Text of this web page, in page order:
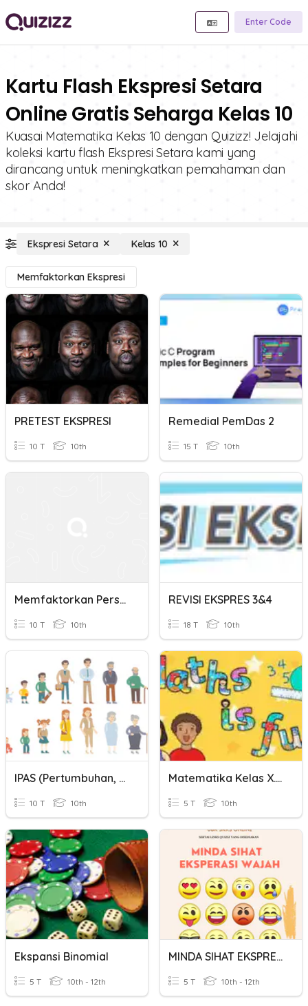
Enter Code
Kartu Flash Ekspresi Setara
Online Gratis Seharga Kelas 10
Kuasai Matematika Kelas 10 dengan Quizizz! Jelajahi
koleksi kartu flash Ekspresi Setara kami yang
dirancang untuk meningkatkan pemahaman dan
skor Anda!
Ekspresi Setara Kelas 10
Memfaktorkan Ekspresi
PRETEST EKSPRESI
10 T 10th
Remedial PemDas 2
15 T 10th
Memfaktorkan Persamaan Kuadrat
10 T 10th
REVISI EKSPRES 3&4
18 T 10th
IPAS (Pertumbuhan, Perkembangan, Ekskresi, Adaptasi)
10 T 10th
Matematika Kelas X.SMA --Memfaktorkan Persamaan Kuadrat--
5 T 10th
Ekspansi Binomial
5 T 10th - 12th
MINDA SIHAT EKSPRESI WAJAH
5 T 10th - 12th